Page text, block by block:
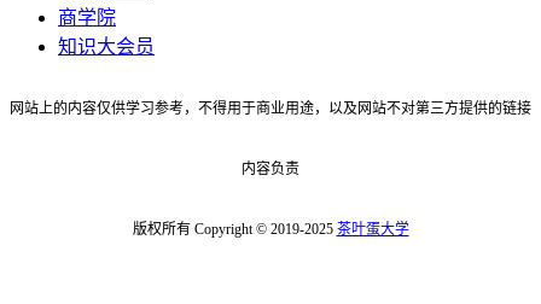
商学院
知识大会员
网站上的内容仅供学习参考，不得用于商业用途，以及网站不对第三方提供的链接
内容负责
版权所有 Copyright © 2019-2025 茶叶蛋大学